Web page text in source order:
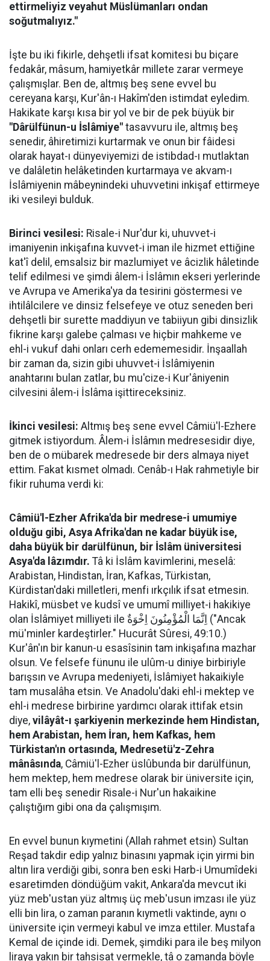
ettirmeliyiz veyahut Müslümanları ondan
soğutmalıyız."
İşte bu iki fikirle, dehşetli ifsat komitesi bu biçare
fedakâr, mâsum, hamiyetkâr millete zarar vermeye
çalışmışlar. Ben de, altmış beş sene evvel bu
cereyana karşı, Kur'ân-ı Hakîm'den istimdat eyledim.
Hakikate karşı kısa bir yol ve bir de pek büyük bir
"Dârülfünun-u İslâmiye" tasavvuru ile, altmış beş
senedir, âhiretimizi kurtarmak ve onun bir fâidesi
olarak hayat-ı dünyeviyemizi de istibdad-ı mutlaktan
ve dalâletin helâketinden kurtarmaya ve akvam-ı
İslâmiyenin mâbeynindeki uhuvvetini inkişaf ettirmeye
iki vesileyi bulduk.
Birinci vesilesi: Risale-i Nur'dur ki, uhuvvet-i
imaniyenin inkişafına kuvvet-i iman ile hizmet ettiğine
kat'î delil, emsalsiz bir mazlumiyet ve âcizlik hâletinde
telif edilmesi ve şimdi âlem-i İslâmın ekseri yerlerinde
ve Avrupa ve Amerika'ya da tesirini göstermesi ve
ihtilâlcilere ve dinsiz felsefeye ve otuz seneden beri
dehşetli bir surette maddiyun ve tabiiyun gibi dinsizlik
fikrine karşı galebe çalması ve hiçbir mahkeme ve
ehl-i vukuf dahi onları cerh edememesidir. İnşaallah
bir zaman da, sizin gibi uhuvvet-i İslâmiyenin
anahtarını bulan zatlar, bu mu'cize-i Kur'âniyenin
cilvesini âlem-i İslâma işittireceksiniz.
İkinci vesilesi: Altmış beş sene evvel Câmiü'l-Ezhere
gitmek istiyordum. Âlem-i İslâmın medresesidir diye,
ben de o mübarek medresede bir ders almaya niyet
ettim. Fakat kısmet olmadı. Cenâb-ı Hak rahmetiyle bir
fikir ruhuma verdi ki:
Câmiü'l-Ezher Afrika'da bir medrese-i umumiye
olduğu gibi, Asya Afrika'dan ne kadar büyük ise,
daha büyük bir darülfünun, bir İslâm üniversitesi
Asya'da lâzımdır. Tâ ki İslâm kavimlerini, meselâ:
Arabistan, Hindistan, İran, Kafkas, Türkistan,
Kürdistan'daki milletleri, menfi ırkçılık ifsat etmesin.
Hakikî, müsbet ve kudsî ve umumî milliyet-i hakikiye
olan İslâmiyet milliyeti ile اِنَّمَا الْمُؤْمِنُونَ اِخْوَةٌ ("Ancak
mü'minler kardeştirler." Hucurât Sûresi, 49:10.)
Kur'ân'ın bir kanun-u esasîsinin tam inkişafına mazhar
olsun. Ve felsefe fünunu ile ulûm-u diniye birbiriyle
barışsın ve Avrupa medeniyeti, İslâmiyet hakaikiyle
tam musalâha etsin. Ve Anadolu'daki ehl-i mektep ve
ehl-i medrese birbirine yardımcı olarak ittifak etsin
diye, vilâyât-ı şarkiyenin merkezinde hem Hindistan,
hem Arabistan, hem İran, hem Kafkas, hem
Türkistan'ın ortasında, Medresetü'z-Zehra
mânâsında, Câmiü'l-Ezher üslûbunda bir darülfünun,
hem mektep, hem medrese olarak bir üniversite için,
tam elli beş senedir Risale-i Nur'un hakaikine
çalıştığım gibi ona da çalışmışım.
En evvel bunun kıymetini (Allah rahmet etsin) Sultan
Reşad takdir edip yalnız binasını yapmak için yirmi bin
altın lira verdiği gibi, sonra ben eski Harb-i Umumîdeki
esaretimden döndüğüm vakit, Ankara'da mevcut iki
yüz meb'ustan yüz altmış üç meb'usun imzası ile yüz
elli bin lira, o zaman paranın kıymetli vaktinde, aynı o
üniversite için vermeyi kabul ve imza ettiler. Mustafa
Kemal de içinde idi. Demek, şimdiki para ile beş milyon
liraya yakın bir tahsisat vermekle, tâ o zamanda böyle